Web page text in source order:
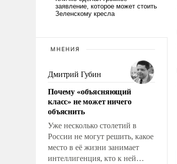
МНЕНИЯ
Дмитрий Губин
Почему «объясняющий
класс» не может ничего
объяснить
Уже несколько столетий в
России не могут решить, какое
место в её жизни занимает
интеллигенция, кто к ней